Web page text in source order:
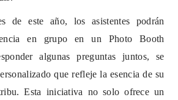
de este año, los asistentes podrán
en grupo en un Photo Booth
algunas preguntas juntos, se
que refleje la esencia de su
Esta iniciativa no solo ofrece un